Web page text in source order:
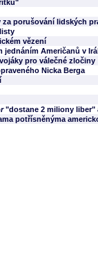
porušování lidských
vězení
jednáním Američanů v
pro válečné zločiny
Nicka Berga
"dostane 2 miliony liber"
potřísněnýma